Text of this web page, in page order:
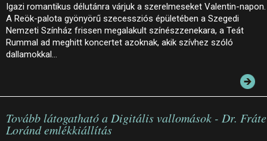
Igazi romantikus délutánra várjuk a szerelmeseket Valentin-napon.
A Reök-palota gyönyörű szecessziós épületében a Szegedi
Nemzeti Színház frissen megalakult színészzenekara, a Teát
Rummal ad meghitt koncertet azoknak, akik szívhez szóló
dallamokkal…
Tovább látogatható a Digitális vallomások - Dr.
Loránd emlékkiállítás